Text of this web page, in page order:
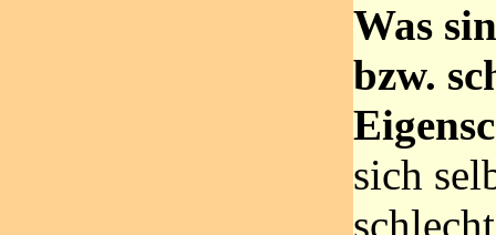
Was
bzw.
sich